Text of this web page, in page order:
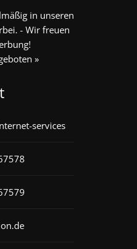
in unseren
- Wir freuen
»
services